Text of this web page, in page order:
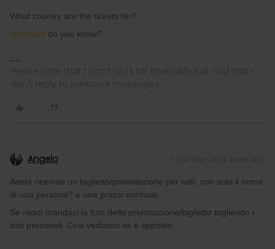
What country are the tickets for?
@Angelo do you know?
Please note that I don't work for Interrail/Eurail and that I
don't reply to personal messages.
Angelo Forum|Forum|4 years ago
Avete ricevuto un biglietto/prenotazione per tutti, con solo il nome
di una persona? è una prassi normale.
Se riesci mandaci la foto della prenotazione/biglietto togliendo i
dati personali. Cosi vediamo se è apposto.